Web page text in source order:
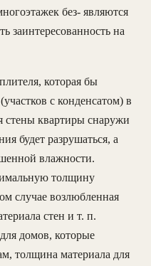
без- являются
заинтересованность на
которая бы
с конденсатом) в
стены квартиры снаружи
будет разрушаться, а
влажности.
толщину
случае возлюбленная
стен и т. п.
домов, которые
толщина материала для